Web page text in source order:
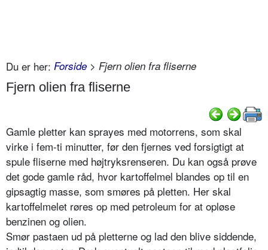
Du er her: Forside > Fjern olien fra fliserne
Fjern olien fra fliserne
Gamle pletter kan sprayes med motorrens, som skal
virke i fem-ti minutter, før den fjernes ved forsigtigt at
spule fliserne med højtryksrenseren. Du kan også prøve
det gode gamle råd, hvor kartoffelmel blandes op til en
gipsagtig masse, som smøres på pletten. Her skal
kartoffelmelet røres op med petroleum for at opløse
benzinen og olien.
Smør pastaen ud på pletterne og lad den blive siddende,